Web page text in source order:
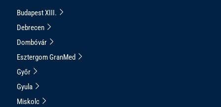
Budapest XIII.
Debrecen
Dombóvár
Esztergom GranMed
Győr
Gyula
Miskolc